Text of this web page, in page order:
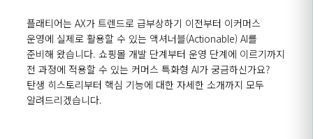
플래티어는 AX가 트렌드로 급부상하기 이전부터 이커머스
운영에 실제로 활용할 수 있는 액셔너블(Actionable) AI를
준비해 왔습니다. 쇼핑몰 개발 단계부터 운영 단계에 이르기까지
전 과정에 적용할 수 있는 커머스 특화형 AI가 궁금하신가요?
탄생 히스토리부터 핵심 기능에 대한 자세한 소개까지 모두
알려드리겠습니다.